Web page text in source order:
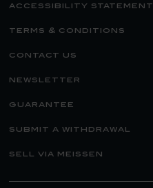
accessibility statement
terms & conditions
contact us
newsletter
guarantee
submit a withdrawal
sell via meissen